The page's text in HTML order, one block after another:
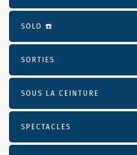
SOLO ☎️
SORTIES
SOUS LA CEINTURE
SPECTACLES